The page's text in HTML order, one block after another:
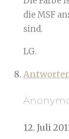
die MSF
sind.
LG.
12. Juli